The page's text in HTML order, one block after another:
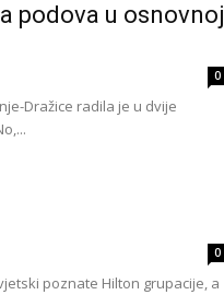
podova u osnovnoj
0
Dražice radila je u dvije
0
poznate Hilton grupacije, a